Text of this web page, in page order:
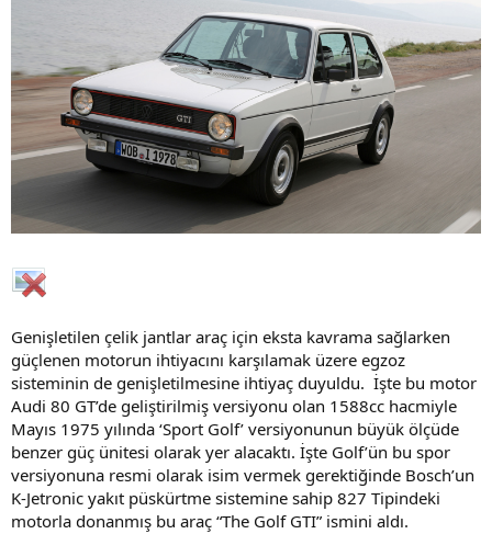
Genişletilen çelik jantlar araç için eksta kavrama sağlarken
güçlenen motorun ihtiyacını karşılamak üzere egzoz
sisteminin de genişletilmesine ihtiyaç duyuldu. İşte bu motor
Audi 80 GT’de geliştirilmiş versiyonu olan 1588cc hacmiyle
Mayıs 1975 yılında ‘Sport Golf’ versiyonunun büyük ölçüde
benzer güç ünitesi olarak yer alacaktı. İşte Golf’ün bu spor
versiyonuna resmi olarak isim vermek gerektiğinde Bosch’un
K-Jetronic yakıt püskürtme sistemine sahip 827 Tipindeki
motorla donanmış bu araç “The Golf GTI” ismini aldı.